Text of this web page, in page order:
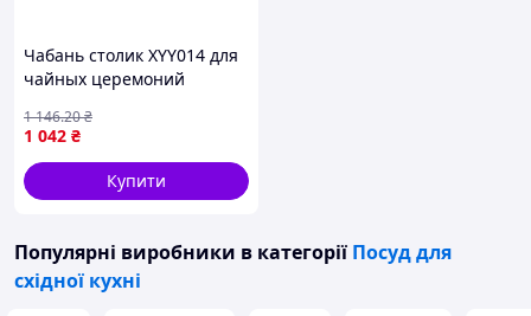
Чабань столик XYY014 для
чайных церемоний
прямоугольный с
поддоном из
нержавеющей стали
{1296-piho}
1 042 ₴
1 146.20₴
Купити
Популярні виробники в категорії Посуд для
східної кухні